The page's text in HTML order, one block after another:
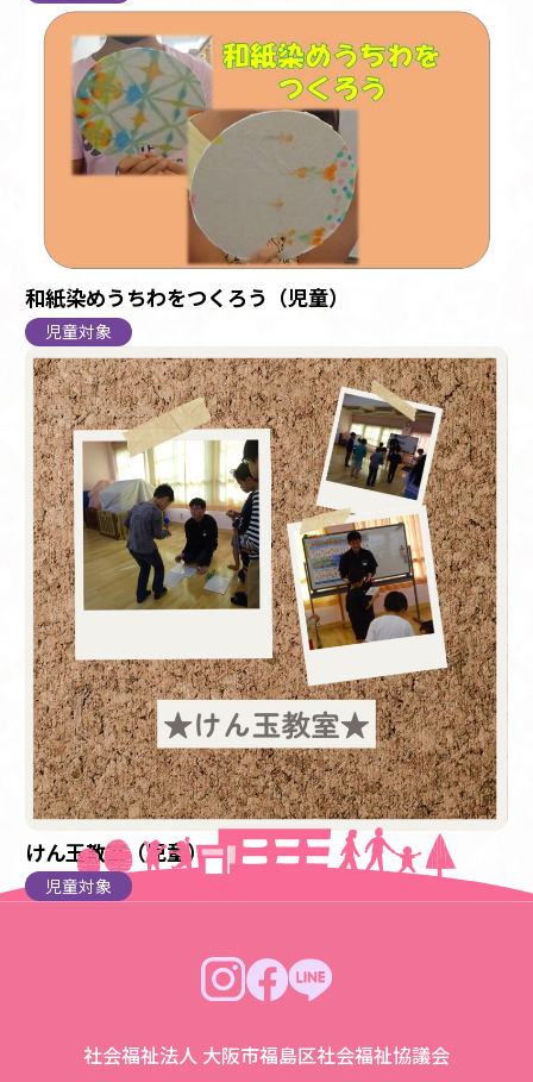
和紙染めうちわをつくろう（児童）
児童対象
けん玉教室（児童）
児童対象
社会福祉法人 大阪市福島区社会福祉協議会